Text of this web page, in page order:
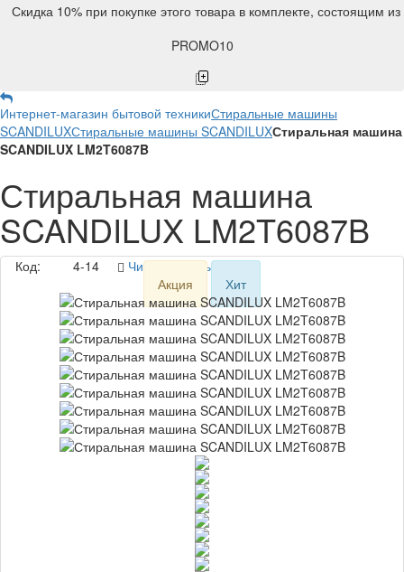
Скидка 10% при покупке этого товара в комплекте, состоящим
PROMO10
Интернет-магазин бытовой техникиСтиральные машины
SCANDILUXСтиральные машины SCANDILUXСтиральная машина
SCANDILUX LM2T6087B
Стиральная машина
SCANDILUX LM2T6087B
Код: 4-14
Читать отзывы (3)
Акция
Хит